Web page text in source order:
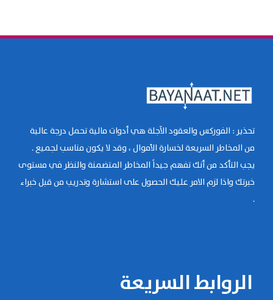
تحذير : الفوركس والعقود الآجلة هي أدوات مالية تحمل درجة عالية
من المخاطر السريعة لخسارة الأموال ، وقد لا يكون مناسب لجميع .
يجب التأكد من أنك تفهم جيداً المخاطر المتضمنة والنظر في مستوى
خبرتك واذا لزم الامر عليك الحصول على استشارة وتدريب من قبل خبراء
.
الروابط السريعة